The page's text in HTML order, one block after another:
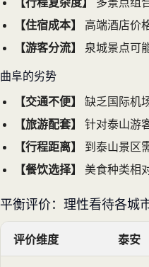
【住宿成本】
高端酒店价
【游客分流】
泉城景点可
曲阜的劣势
【交通不便】
缺乏国际机
【旅游配套】
针对泰山游
【行程距离】
到泰山景区
【餐饮选择】
美食种类相
平衡评价：理性看待各城
评价维度 泰安